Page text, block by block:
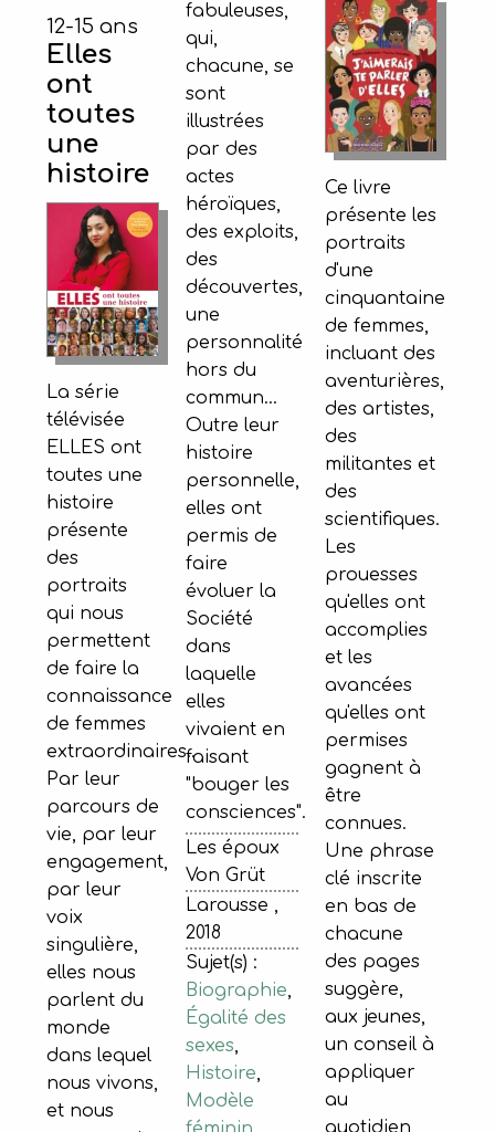
12-15 ans
Elles
ont
toutes
une
histoire
La série
télévisée
ELLES ont
toutes une
histoire
présente
des
portraits
qui nous
permettent
de faire la
connaissance
de femmes
extraordinaires..
Par leur
parcours de
vie, par leur
engagement,
par leur
voix
singulière,
elles nous
parlent du
monde
dans lequel
nous vivons,
et nous
fabuleuses,
qui,
chacune, se
sont
illustrées
par des
actes
héroïques,
des exploits,
des
découvertes,
une
personnalité
hors du
commun...
Outre leur
histoire
personnelle,
elles ont
permis de
faire
évoluer la
Société
dans
laquelle
elles
vivaient en
faisant
"bouger les
consciences".
Les époux
Von Grüt
Larousse ,
2018
Sujet(s) :
Biographie,
Égalité des
sexes,
Histoire,
Modèle
Ce livre
présente les
portraits
d'une
cinquantaine
de femmes,
incluant des
aventurières,
des artistes,
des
militantes et
des
scientifiques.
Les
prouesses
qu'elles ont
accomplies
et les
avancées
qu'elles ont
permises
gagnent à
être
connues.
Une phrase
clé inscrite
en bas de
chacune
des pages
suggère,
aux jeunes,
un conseil à
appliquer
au
quotidien